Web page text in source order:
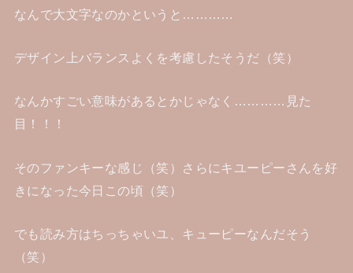
なんで大文字なのかというと…………
デザイン上バランスよくを考慮したそうだ（笑）
なんかすごい意味があるとかじゃなく…………見た
目！！！
そのファンキーな感じ（笑）さらにキユーピーさんを好
きになった今日この頃（笑）
でも読み方はちっちゃいユ、キューピーなんだそう
（笑）